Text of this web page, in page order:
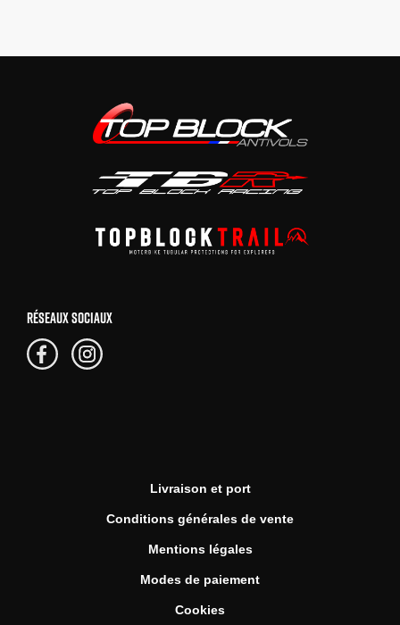
RÉSEAUX SOCIAUX
Livraison et port
Conditions générales de vente
Mentions légales
Modes de paiement
Cookies